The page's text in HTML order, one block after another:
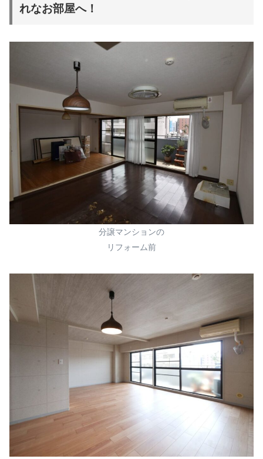
れなお部屋へ！
分譲マンションの
リフォーム前